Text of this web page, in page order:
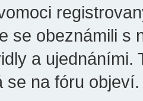
se obeznámili s
a ujednáními.
se na fóru objeví.